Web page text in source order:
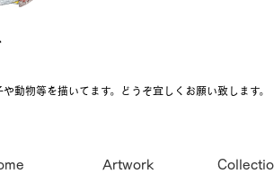
や動物等を描いてます。どうぞ宜しくお願い致します。
Artwork